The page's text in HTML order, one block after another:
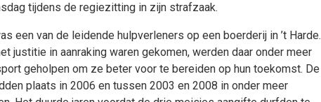
tijdens de regiezitting in zijn strafzaak.
een van de leidende hulpverleners op een boerderij in ’t Harde.
justitie in aanraking waren gekomen, werden daar onder meer
geholpen om ze beter voor te bereiden op hun toekomst. De
plaats in 2006 en tussen 2003 en 2008 in onder meer